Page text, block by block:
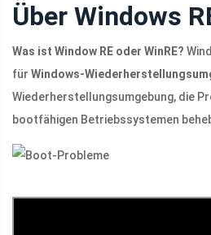
Über Windows
Was ist Window RE oder WinRE?
für Windows-
Wiederherstellungsumgebung, die
bootfähigen Betriebssystemen